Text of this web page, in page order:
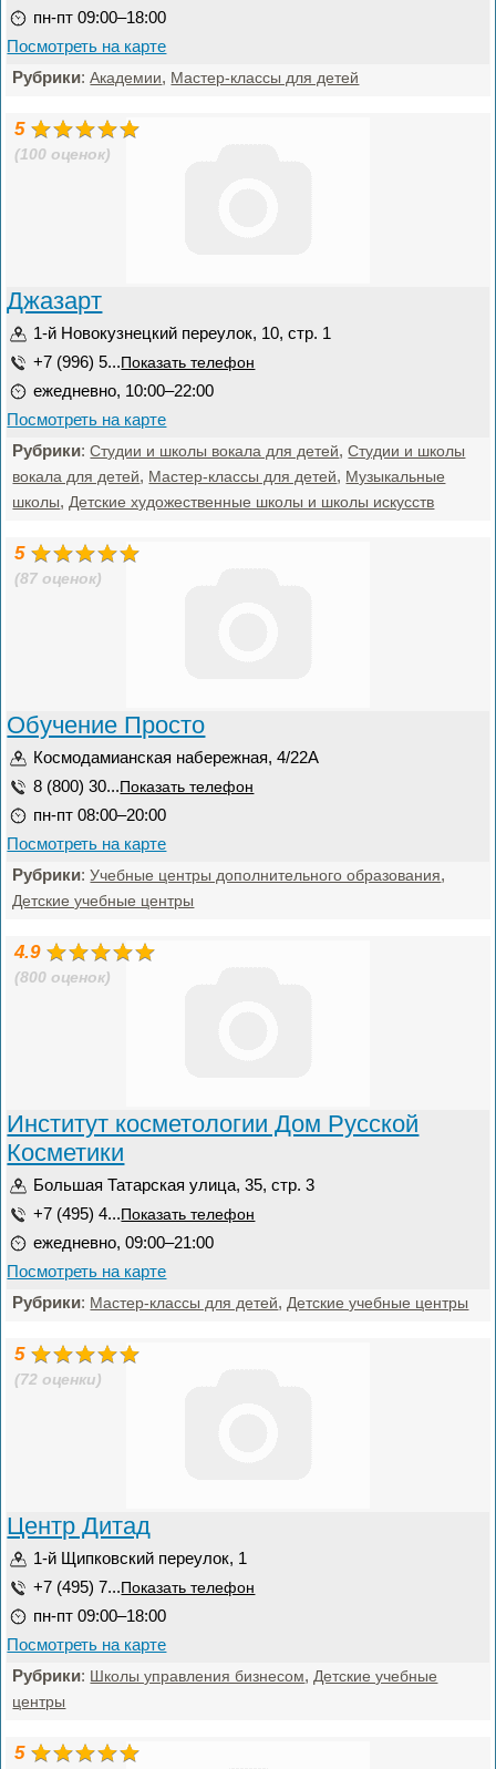
пн-пт 09:00–18:00
Посмотреть на карте
Рубрики:Академии, Мастер-классы для детей
5
(100 оценок)
Джазарт
1-й Новокузнецкий переулок, 10, стр. 1
+7 (996) 5... Показать телефон
ежедневно, 10:00–22:00
Посмотреть на карте
Рубрики:Студии и школы вокала для детей,Студии и школы
вокала для детей, Мастер-классы для детей, Музыкальные
школы, Детские художественные школы и школы искусств
5
(87 оценок)
Обучение Просто
Космодамианская набережная, 4/22А
8 (800) 30... Показать телефон
пн-пт 08:00–20:00
Посмотреть на карте
Рубрики:Учебные центры дополнительного образования,
Детские учебные центры
4.9
(800 оценок)
Институт косметологии Дом Русской
Косметики
Большая Татарская улица, 35, стр. 3
+7 (495) 4... Показать телефон
ежедневно, 09:00–21:00
Посмотреть на карте
Рубрики: Мастер-классы для детей, Детские учебные центры
5
(72 оценки)
Центр Дитад
1-й Щипковский переулок, 1
+7 (495) 7... Показать телефон
пн-пт 09:00–18:00
Посмотреть на карте
Рубрики: Школы управления бизнесом, Детские учебные
центры
5